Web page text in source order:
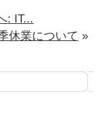
: IT...
休業について »